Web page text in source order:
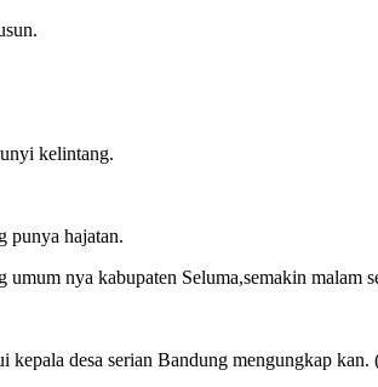
kelintang.
punya hajatan.
nya kabupaten Seluma,semakin malam
desa serian Bandung mengungkap kan.